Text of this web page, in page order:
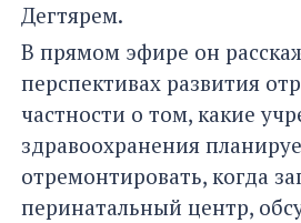
Дегтярем.
В прямом эфире он
перспективах развития
частности о том, какие
здравоохранения
отремонтировать, когда
перинатальный центр,